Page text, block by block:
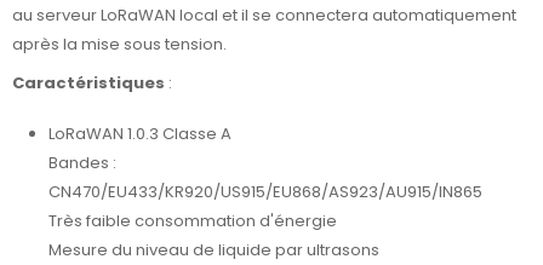
au serveur LoRaWAN local et il se connectera automatiquement
après la mise sous tension.
Caractéristiques :
LoRaWAN 1.0.3 Classe A
Bandes :
CN470/EU433/KR920/US915/EU868/AS923/AU915/IN865
Très faible consommation d'énergie
Mesure du niveau de liquide par ultrasons